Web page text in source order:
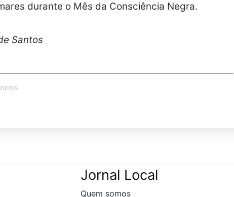
durante o Mês da Consciência Negra.
Santos
Jornal Local
Quem somos